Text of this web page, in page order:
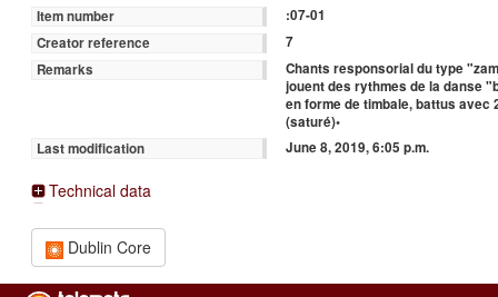
Item number
:07-01
Creator reference
7
Remarks
Chants responsorial du type
jouent des rythmes de la danse
en forme de timbale, battus avec
(saturé)•
Last modification
June 8, 2019, 6:05 p.m.
Technical data
Dublin Core